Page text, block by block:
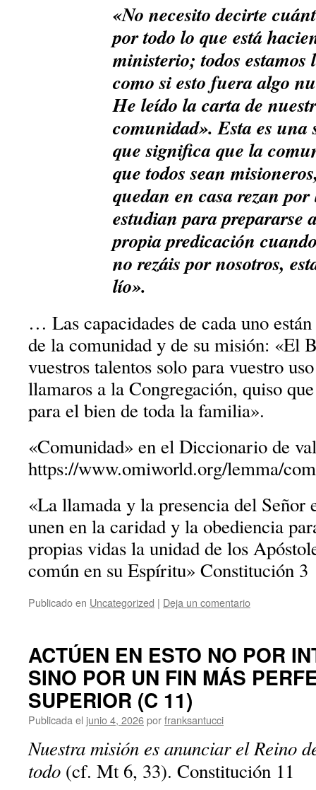
«No necesito decirte
por todo lo que está
ministerio; todos estamos
como si esto fuera algo
He leído la carta de
comunidad». Esta es una
que significa que la
que todos sean
quedan en casa rezan
estudian para prepararse
propia predicación
no rezáis por nosotros,
lío».
… Las capacidades de cada uno
de la comunidad y de su misión: «El
vuestros talentos solo para vuestro
llamaros a la Congregación, quiso
para el bien de toda la familia».
«Comunidad» en el Diccionario de
https://www.omiworld.org/lemma/
«La llamada y la presencia del Señor
unen en la caridad y la obediencia
propias vidas la unidad de los
común en su Espíritu» Constitución 3
Publicado en Uncategorized | Deja un comentario
ACTÚEN EN ESTO NO POR
SINO POR UN FIN MÁS
SUPERIOR (C 11)
Publicada el junio 4, 2026porfranksantucci
Nuestra misión es anunciar el Reino
todo (cf. Mt 6, 33). Constitución 11